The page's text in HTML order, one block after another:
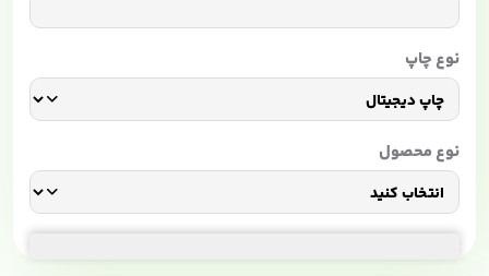
نوع چاپ
نوع محصول